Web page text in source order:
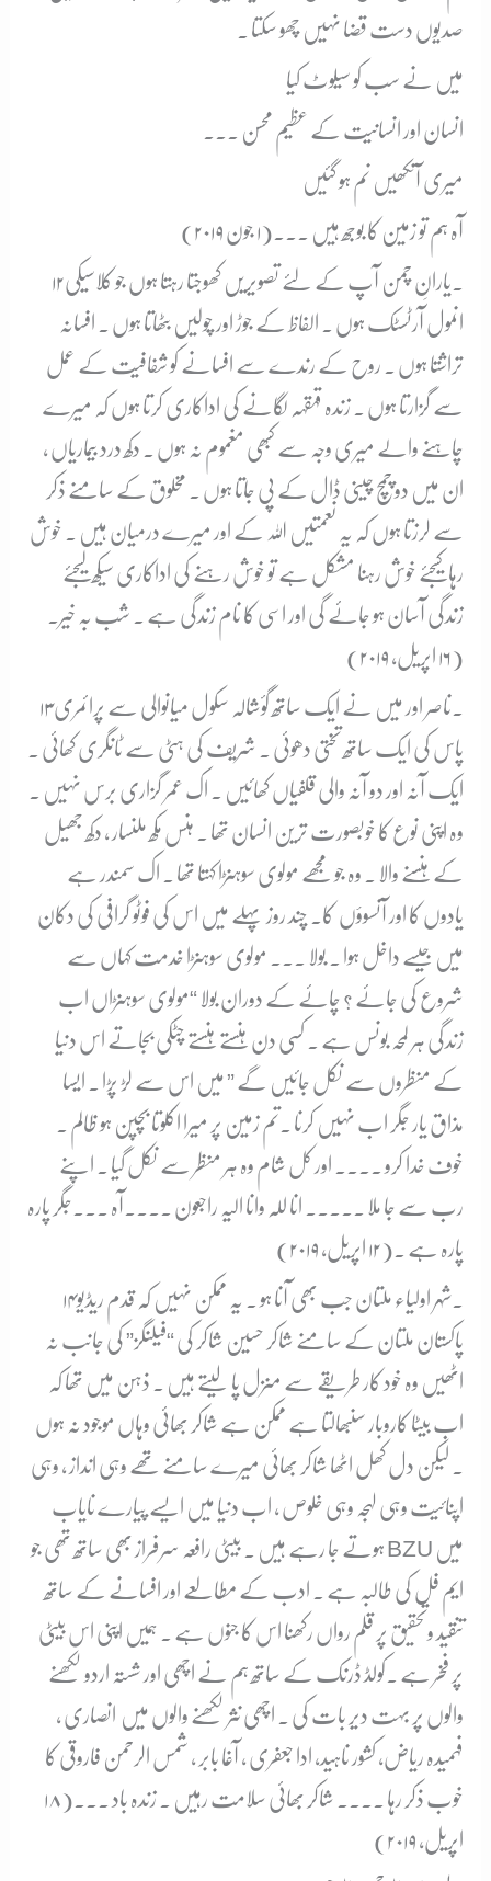
صدیوں دست قضا نہیں چھو سکتا ۔
میں نے سب کو سیلوٹ کیا
انسان اور انسانیت کے عظیم محسن ۔۔۔
میری آنکھیں نم ہو گئیں
آہ ہم تو زمین کا بوجھ ہیں ۔۔۔(۱ جون ۲۰۱۹)
یارانِ چمن آپ کے لئے تصویریں کھوجتا رہتا ہوں جو کلاسیکی
انمول آرٹسٹک ہوں ۔ الفاظ کے جوڑ اور چولیں بٹھاتا ہوں ۔ افسانہ
تراشتا ہوں ۔ روح کے رندے سے افسانے کو شفافیت کے عمل
سے گزارتا ہوں ۔ زندہ قہقہہ لگانے کی اداکاری کرتا ہوں کہ میرے
چاہنے والے میری وجہ سے کبھی مغموم نہ ہوں ۔ دکھ درد بیماریاں ،
ان میں دو چمچ چینی ڈال کے پی جاتا ہوں ۔ مخلوق کے سامنے ذکر
سے لرزتا ہوں کہ یہ نعمتیں اللہ کے اور میرے درمیان ہیں ۔ خوش
رہا کیجئے خوش رہنا مشکل ہے تو خوش رہنے کی اداکاری سیکھ لیجئے
زندگی آسان ہو جائے گی اور اسی کا نام زندگی ہے ۔ شب بہ خیر۔
(۱۶ اپریل، ۲۰۱۹)
ناصر اور میں نے ایک ساتھ گؤشالہ سکول میانوالی سے پرائمری
پاس کی ایک ساتھ تختی دھوئی ۔ شریف کی ہٹی سے ٹانگری کھائی ۔
ایک آنہ اور دو آنہ والی قلفیاں کھائیں ۔ اک عمر گزاری برس نہیں ۔
وہ اپنی نوع کا خوبصورت ترین انسان تھا ۔ ہنس مکھ ملنسار ، دکھ جھیل
کے ہنسنے والا ۔ وہ جو مجھے مولوی سوہنڑا کہتا تھا ۔ اک سمندر ہے
یادوں کا اور آنسوؤں کا۔ چند روز پہلے میں اس کی فوٹو گرافی کی دکان
میں جیسے داخل ہوا ۔ بولا ۔۔۔ مولوی سوہنڑا خدمت کہاں سے
شروع کی جائے ؟ چائے کے دوران بولا “مولوی سوہنڑاں اب
زندگی ہر لمحہ بونس ہے ۔ کسی دن ہنستے ہنستے چٹکی بجاتے اس دنیا
کے منظروں سے نکل جائیں گے ” میں اس سے لڑ پڑا ۔ ایسا
مذاق یار جگر اب نہیں کرنا ۔تم زمین پر میرا اکلوتا بچپن ہو ظالم ۔
خوف خدا کرو ۔۔۔۔ اور کل شام وہ ہر منظر سے نکل گیا ۔ اپنے
رب سے جا ملا ۔۔۔۔۔ انا للہ وانا الیہ راجعون ۔۔۔۔آہ ۔۔۔جگر پارہ
پارہ ہے ۔(۱۲ اپریل، ۲۰۱۹)
شہر اولیاء ملتان جب بھی آنا ہو ۔ یہ ممکن نہیں کہ قدم ریڈیو
پاکستان ملتان کے سامنے شاکر حسین شاکر کی “فیلنگز” کی جانب نہ
اٹھیں وہ خود کار طریقے سے منزل پا لیتے ہیں ۔ ذہن میں تھا کہ
اب بیٹا کاروبار سنبھالتا ہے ممکن ہے شاکر بھائی وہاں موجود نہ ہوں
۔ لیکن دل کھل اٹھا شاکر بھائی میرے سامنے تھے وہی انداز ، وہی
اپنائیت وہی لہجہ وہی خلوص ، اب دنیا میں ایسے پیارے نایاب
ہوتے جا رہے ہیں ۔ بیٹی رافعہ سرفراز بھی ساتھ تھی جو BZU میں
ایم فل کی طالبہ ہے ۔ ادب کے مطالعے اور افسانے کے ساتھ
تنقید وتحقیق پر قلم رواں رکھنا اس کا جنوں ہے ۔ ہمیں اپنی اس بیٹی
پر فخر ہے ۔کولڈ ڈرنک کے ساتھ ہم نے اچھی اور شستہ اردو لکھنے
والوں پر بہت دیر بات کی ۔ اچھی نثر لکھنے والوں میں انصاری ،
فہمیدہ ریاض، کشور ناہید، ادا جعفری ، آغا بابر ، شمس الرحمن فاروقی کا
خوب ذکر رہا ۔۔۔۔ شاکر بھائی سلامت رہیں ۔ زندہ باد ۔۔۔(۱۸
اپریل، ۲۰۱۹)